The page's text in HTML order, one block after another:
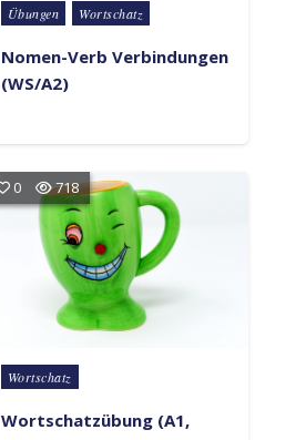
Posted in
Übungen Wortschatz
Nomen-Verb Verbindungen
(WS/A2)
0 718
Posted in
Wortschatz
Wortschatzübung (A1,